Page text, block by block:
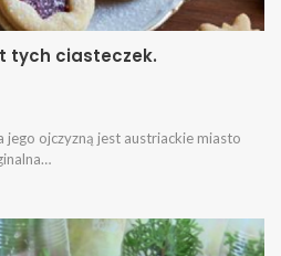
tych ciasteczek.
jego ojczyzną jest austriackie miasto